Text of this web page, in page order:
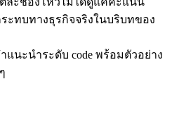
ะทบทางธุรกิจจริงในบริบทของ
แนะนำระดับ code พร้อมตัวอย่าง